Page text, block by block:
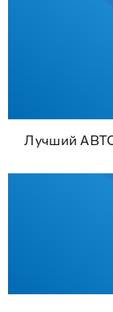
Лучший